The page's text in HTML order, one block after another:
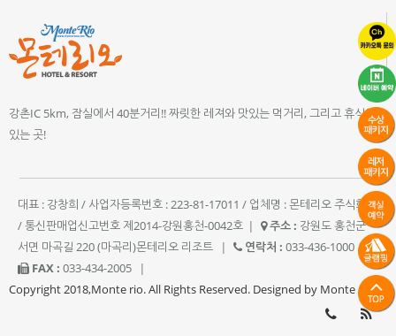
강촌IC 5km, 잠실에서 40분거리!! 짜릿한 레져와 맛있는 먹거리, 그리고 휴식이
있는 곳!
대표 : 강창희 / 사업자등록번호 : 223-81-17011 / 업체명 : 몬테리오 주식회사
/ 통신판매업신고번호 제2014-강원홍천-0042호 | 주소 : 강원도 홍천군
서면 마곡길 220 (마곡리)몬테리오 리조트
| 연락처 : 033-436-1000
|
FAX : 033-434-2005
|
Copyright 2018,Monte rio. All Rights Reserved. Designed by Monte rio.